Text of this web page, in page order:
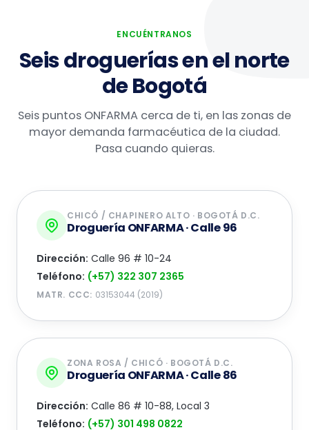
ENCUÉNTRANOS
Seis droguerías en el norte
de Bogotá
Seis puntos ONFARMA cerca de ti, en las zonas de
mayor demanda farmacéutica de la ciudad.
Pasa cuando quieras.
CHICÓ / CHAPINERO ALTO · BOGOTÁ D.C.
Droguería ONFARMA · Calle 96
Dirección: Calle 96 # 10-24
Teléfono: (+57) 322 307 2365
MATR. CCC: 03153044 (2019)
ZONA ROSA / CHICÓ · BOGOTÁ D.C.
Droguería ONFARMA · Calle 86
Dirección: Calle 86 # 10-88, Local 3
Teléfono: (+57) 301 498 0822